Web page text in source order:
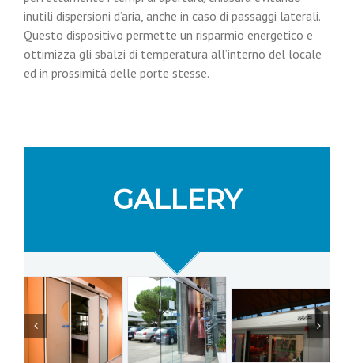
inutili dispersioni d’aria, anche in caso di passaggi laterali.
Questo dispositivo permette un risparmio energetico e
ottimizza gli sbalzi di temperatura all’interno del locale
ed in prossimità delle porte stesse.
GALLERY